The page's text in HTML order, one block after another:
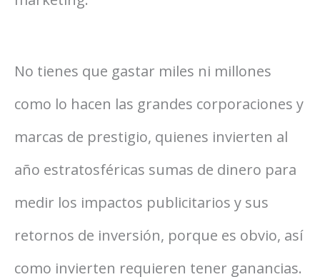
No tienes que gastar miles ni millones
como lo hacen las grandes corporaciones y
marcas de prestigio, quienes invierten al
año estratosféricas sumas de dinero para
medir los impactos publicitarios y sus
retornos de inversión, porque es obvio, así
como invierten requieren tener ganancias.